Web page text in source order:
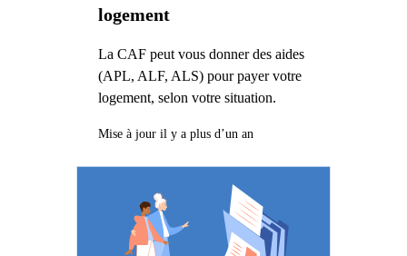
logement
La CAF peut vous donner des aides
(APL, ALF, ALS) pour payer votre
logement, selon votre situation.
Mise à jour il y a plus d’un an